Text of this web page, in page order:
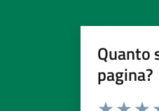
Quanto
pagina?
Valuta da 1 a 5